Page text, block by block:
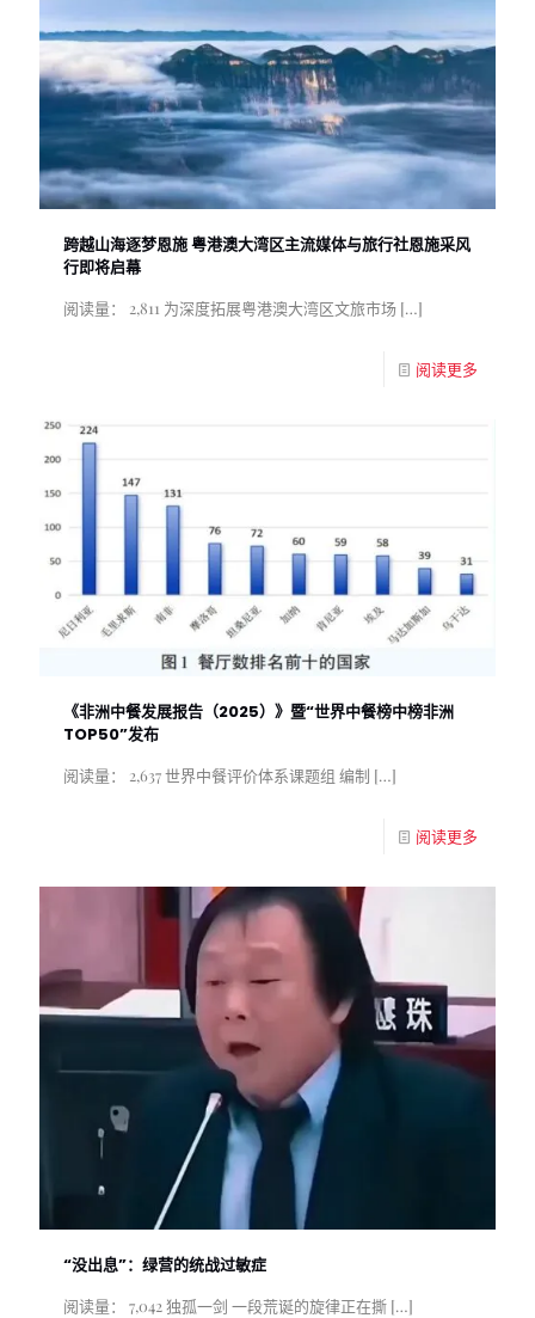
跨越山海逐梦恩施 粤港澳大湾区主流媒体与旅行社恩施采风
行即将启幕
阅读量： 2,811 为深度拓展粤港澳大湾区文旅市场 […]
阅读更多
《非洲中餐发展报告（2025）》暨“世界中餐榜中榜非洲
TOP50”发布
阅读量： 2,637 世界中餐评价体系课题组 编制 […]
阅读更多
“没出息”：绿营的统战过敏症
阅读量： 7,042 独孤一剑 一段荒诞的旋律正在撕 […]